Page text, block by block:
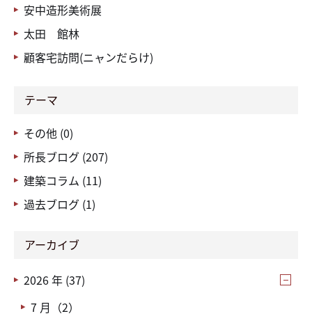
安中造形美術展
太田 館林
顧客宅訪問(ニャンだらけ)
テーマ
その他 (0)
所長ブログ (207)
建築コラム (11)
過去ブログ (1)
アーカイブ
2026 年 (37)
7 月（2）